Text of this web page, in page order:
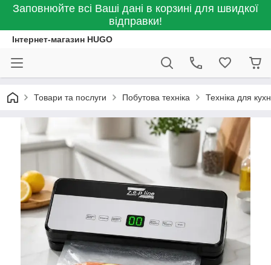
Заповнюйте всі Ваші дані в корзині для швидкої
відправки!
Інтернет-магазин HUGO
Товари та послуги Побутова техніка Техніка для